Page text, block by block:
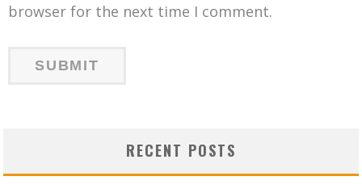
browser for the next time I comment.
RECENT POSTS